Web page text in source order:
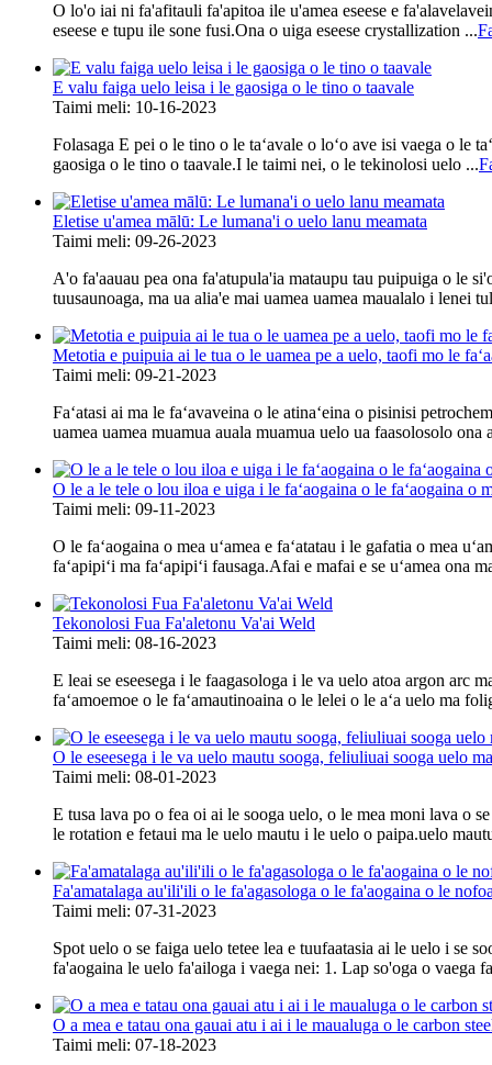
O lo'o iai ni fa'afitauli fa'apitoa ile u'amea eseese e
eseese e tupu ile sone fusi.Ona o uiga eseese crystallization ...
E valu faiga uelo leisa i le gaosiga o le tino o taavale
Taimi meli: 10-16-2023
Folasaga E pei o le tino o le taʻavale o loʻo ave isi vaega o le
gaosiga o le tino o taavale.I le taimi nei, o le tekinolosi uelo ...
Eletise u'amea mālū: Le lumana'i o uelo lanu meamata
Taimi meli: 09-26-2023
A'o fa'aauau pea ona fa'atupula'ia mataupu tau puipuiga o le
tuusaunoaga, ma ua alia'e mai uamea uamea maualalo i lenei
Metotia e puipuia ai le tua o le uamea pe a uelo, taofi mo le
Taimi meli: 09-21-2023
Faʻatasi ai ma le faʻavaveina o le atinaʻeina o pisinisi
uamea uamea muamua auala muamua uelo ua faasolosolo ona
O le a le tele o lou iloa e uiga i le faʻaogaina o le faʻaogaina o
Taimi meli: 09-11-2023
O le faʻaogaina o mea uʻamea e faʻatatau i le gafatia o mea
faʻapipiʻi ma faʻapipiʻi fausaga.Afai e mafai e se uʻamea ona
Tekonolosi Fua Fa'aletonu Va'ai Weld
Taimi meli: 08-16-2023
E leai se eseesega i le faagasologa i le va uelo atoa argon
faʻamoemoe o le faʻamautinoaina o le lelei o le aʻa uelo ma
O le eseesega i le va uelo mautu sooga, feliuliuai sooga uelo
Taimi meli: 08-01-2023
E tusa lava po o fea oi ai le sooga uelo, o le mea moni lava o
le rotation e fetaui ma le uelo mautu i le uelo o paipa.uelo
Fa'amatalaga au'ili'ili o le fa'agasologa o le fa'aogaina o le
Taimi meli: 07-31-2023
Spot uelo o se faiga uelo tetee lea e tuufaatasia ai le uelo i se
fa'aogaina le uelo fa'ailoga i vaega nei: 1. Lap so'oga o vaega
O a mea e tatau ona gauai atu i ai i le maualuga o le carbon
Taimi meli: 07-18-2023